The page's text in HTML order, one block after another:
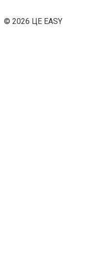
© 2026 ЦЕ EASY